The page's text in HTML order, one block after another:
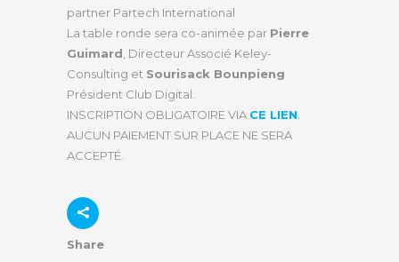
partner Partech International
La table ronde sera co-animée par Pierre
Guimard , Directeur Associé Keley-
Consulting et Sourisack Bounpieng
Président Club Digital.
INSCRIPTION OBLIGATOIRE VIA CE LIEN
AUCUN PAIEMENT SUR PLACE NE SERA
ACCEPTÉ.
Share